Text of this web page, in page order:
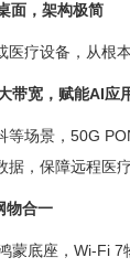
面，架构极简
医疗设备，从根
带宽，赋能AI应
等场景，50G
，保障远程医
物合一
蒙底座，Wi-Fi 7